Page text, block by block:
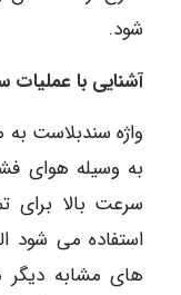
شود.
آشنایی با عملیات
واژه سندبلاست
به وسیله هوای
سرعت بالا برای
استفاده می شود
های مشابه